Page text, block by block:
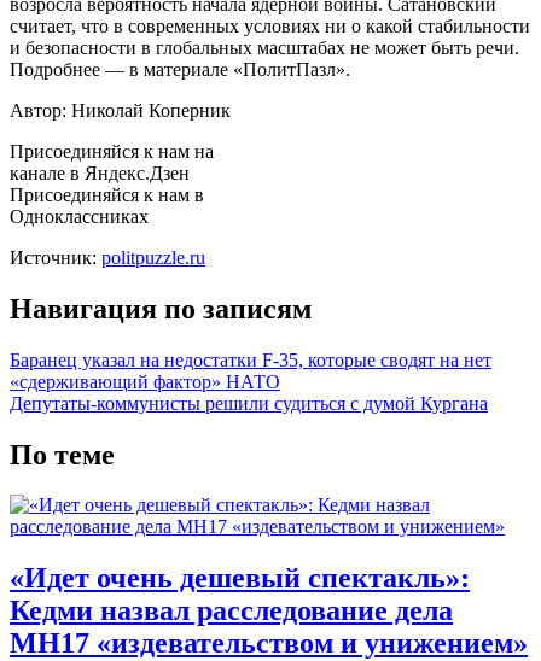
считает, что в современных условиях ни о какой стабильности
и безопасности в глобальных масштабах не может быть речи.
Подробнее — в материале «ПолитПазл».
Автор: Николай Коперник
Присоединяйся к нам на
канале в Яндекс.Дзен
Присоединяйся к нам в
Одноклассниках
Источник: politpuzzle.ru
Навигация по записям
Баранец указал на недостатки F-35, которые сводят на нет
«сдерживающий фактор» НАТО
Депутаты-коммунисты решили судиться с думой Кургана
По теме
«Идет очень дешевый спектакль»:
Кедми назвал расследование дела
MH17 «издевательством и унижением»